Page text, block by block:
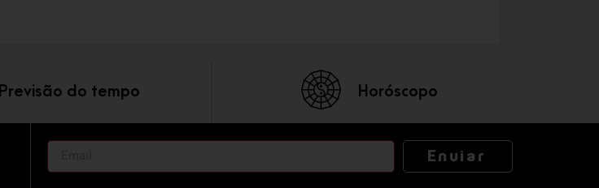
Previsão do tempo Horóscopo
Enviar